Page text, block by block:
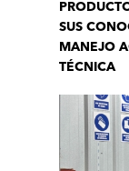
SUS
MANEJO
TÉCNICA